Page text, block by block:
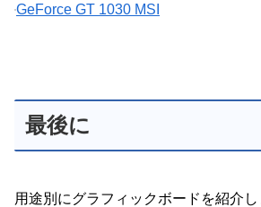
GeForce GT 1030 MSI
最後に
用途別にグラフィックボードを紹介し